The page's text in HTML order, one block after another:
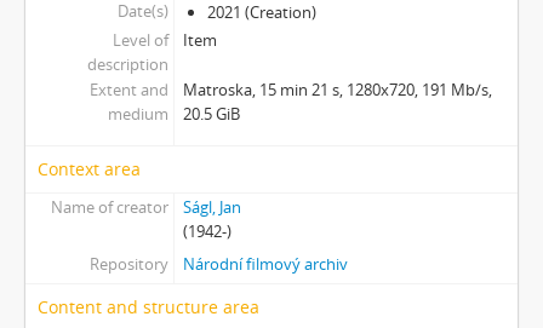
[Subseries] Jako z filmu
[Subseries] En plein air 2
[Subseries] Echo–Vocis Imago
[Subseries] Malinko nakouknout
[Subseries] Prut
[Subseries] Už šedesát let je mi třicet
[Subseries] Za umělce roku jsem zvolila sebe
[Subseries] Zurich
[Subseries] Jdi pryč. Vrať se
Date(s)
2021 (Creation)
Level of
description
Item
Extent and
medium
Matroska, 15 min 21 s, 1280x720, 191 Mb/s,
20.5 GiB
Context area
Name of creator
Ságl, Jan
(1942-)
Repository
Národní filmový archiv
Content and structure area